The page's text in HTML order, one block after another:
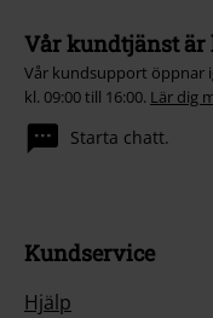
Vår kundtjänst är
Vår kundsupport öppnar
kl. 09:00 till 16:00. Lär dig
Starta chatt.
Kundservice
Hjälp